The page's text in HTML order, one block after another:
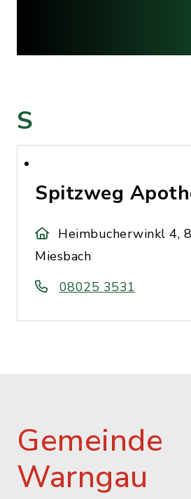
S
Spitzweg
Heimbucherwinkl 4,
Miesbach
08025 3531
Gemeinde
Warngau